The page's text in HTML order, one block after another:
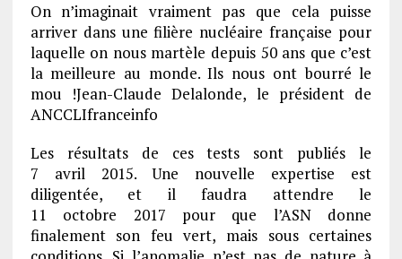
On n’imaginait vraiment pas que cela puisse
arriver dans une filière nucléaire française pour
laquelle on nous martèle depuis 50 ans que c’est
la meilleure au monde. Ils nous ont bourré le
mou !Jean-Claude Delalonde, le président de
ANCCLIfranceinfo
Les résultats de ces tests sont publiés le
7 avril 2015. Une nouvelle expertise est
diligentée, et il faudra attendre le
11 octobre 2017 pour que l’ASN donne
finalement son feu vert, mais sous certaines